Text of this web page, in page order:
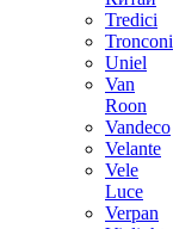
Tredici
Tronconi
Uniel
Van
Roon
Vandeco
Velante
Vele
Luce
Verpan